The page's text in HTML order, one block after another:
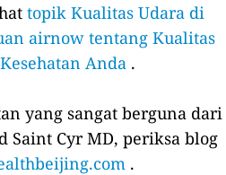
topik Kualitas Udara di
airnow tentang Kualitas
Anda .
yang sangat berguna dari
Saint Cyr MD, periksa blog
.